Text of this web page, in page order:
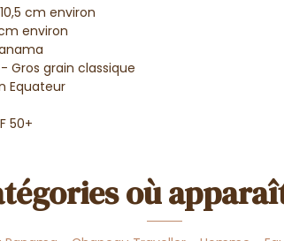
cm environ
environ
Gros grain classique
Equateur
50+
où